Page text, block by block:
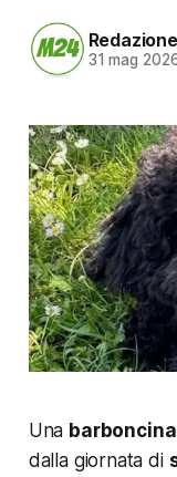
Redazione
31 mag
Una barboncina
dalla giornata di